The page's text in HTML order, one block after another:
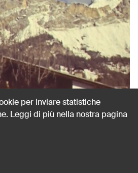
per inviare statistiche
Leggi di più nella nostra pagina